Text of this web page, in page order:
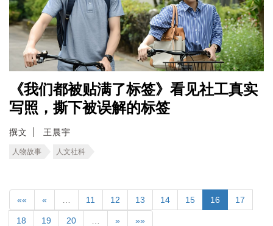
《我们都被贴满了标签》看见社工真实
写照，撕下被误解的标签
撰文 王晨宇
人物故事 人文社科
«« « 11 12 13 14 15 16 17
18 19 20 » »»